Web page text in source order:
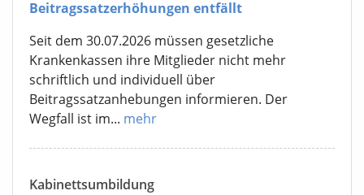
Beitragssatzerhöhungen entfällt
Seit dem 30.07.2026 müssen gesetzliche
Krankenkassen ihre Mitglieder nicht mehr
schriftlich und individuell über
Beitragssatzanhebungen informieren. Der
Wegfall ist im... mehr
Kabinettsumbildung